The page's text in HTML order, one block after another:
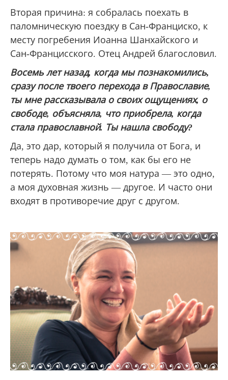
Вторая причина: я собралась поехать в
паломническую поездку в Сан-Франциско, к
месту погребения Иоанна Шанхайского и
Сан-Францисского. Отец Андрей благословил.
Восемь лет назад, когда мы познакомились,
сразу после твоего перехода в Православие,
ты мне рассказывала о своих ощущениях, о
свободе, объясняла, что приобрела, когда
стала православной. Ты нашла свободу?
Да, это дар, который я получила от Бога, и
теперь надо думать о том, как бы его не
потерять. Потому что моя натура — это одно,
а моя духовная жизнь — другое. И часто они
входят в противоречие друг с другом.